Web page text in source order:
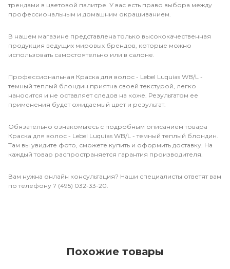
трендами в цветовой палитре. У вас есть право выбора между
профессиональным и домашним окрашиванием.
В нашем магазине представлена только высококачественная
продукция ведущих мировых брендов, которые можно
использовать самостоятельно или в салоне.
Профессиональная Краска для волос - Lebel Luquias WB/L -
темный теплый блондин приятна своей текстурой, легко
наносится и не оставляет следов на коже. Результатом ее
применения будет ожидаемый цвет и результат.
Обязательно ознакомьтесь с подробным описанием товара
Краска для волос - Lebel Luquias WB/L - темный теплый блондин.
Там вы увидите фото, сможете купить и оформить доставку. На
каждый товар распространяется гарантия производителя.
Вам нужна онлайн консультация? Наши специалисты ответят вам
по телефону 7 (495) 032-33-20.
Похожие товары